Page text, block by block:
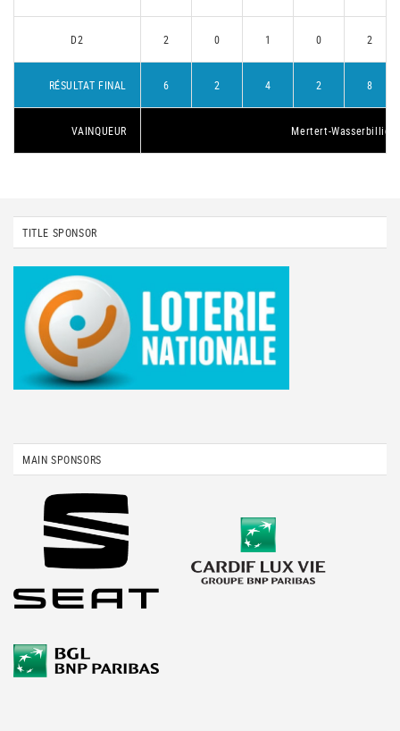
D2 2 0 1 0 2
RÉSULTAT FINAL 6 2 4 2 8
VAINQUEUR Mertert-Wasserbillig 1
TITLE SPONSOR
MAIN SPONSORS